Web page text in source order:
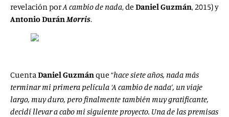
revelación porA cambio de nada, de Daniel Guzmán, 2015) y
Antonio DuránMorris.
CuentaDaniel Guzmánque “hace siete años, nada más
terminar mi primera película ‘A cambio de nada’, un viaje
largo, muy duro, pero finalmente también muy gratificante,
decidí llevar a cabo mi siguiente proyecto. Una de las premisas